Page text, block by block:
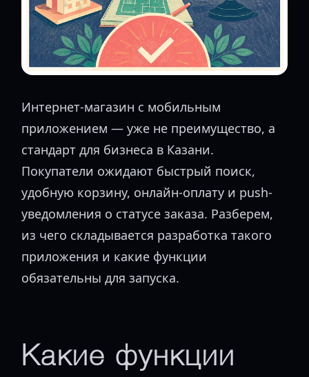
Интернет-магазин с мобильным
приложением — уже не преимущество, а
стандарт для бизнеса в Казани.
Покупатели ожидают быстрый поиск,
удобную корзину, онлайн-оплату и push-
уведомления о статусе заказа. Разберем,
из чего складывается разработка такого
приложения и какие функции
обязательны для запуска.
Какие функции